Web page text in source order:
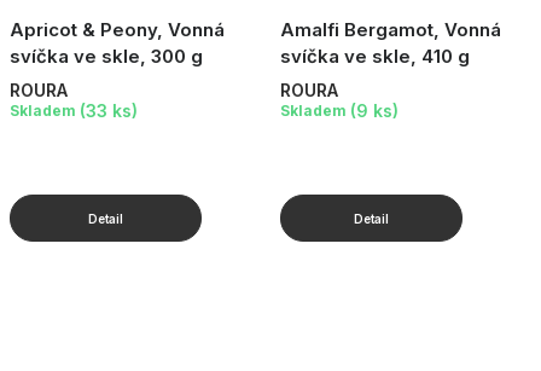
Apricot & Peony, Vonná
svíčka ve skle, 300 g
ROURA
Skladem (33 ks)
Amalfi Bergamot, Vonná
svíčka ve skle, 410 g
ROURA
Skladem (9 ks)